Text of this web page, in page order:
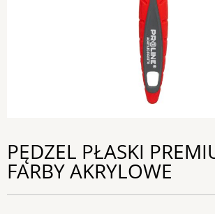
PĘDZEL PŁASKI
FARBY AKRYLOWE